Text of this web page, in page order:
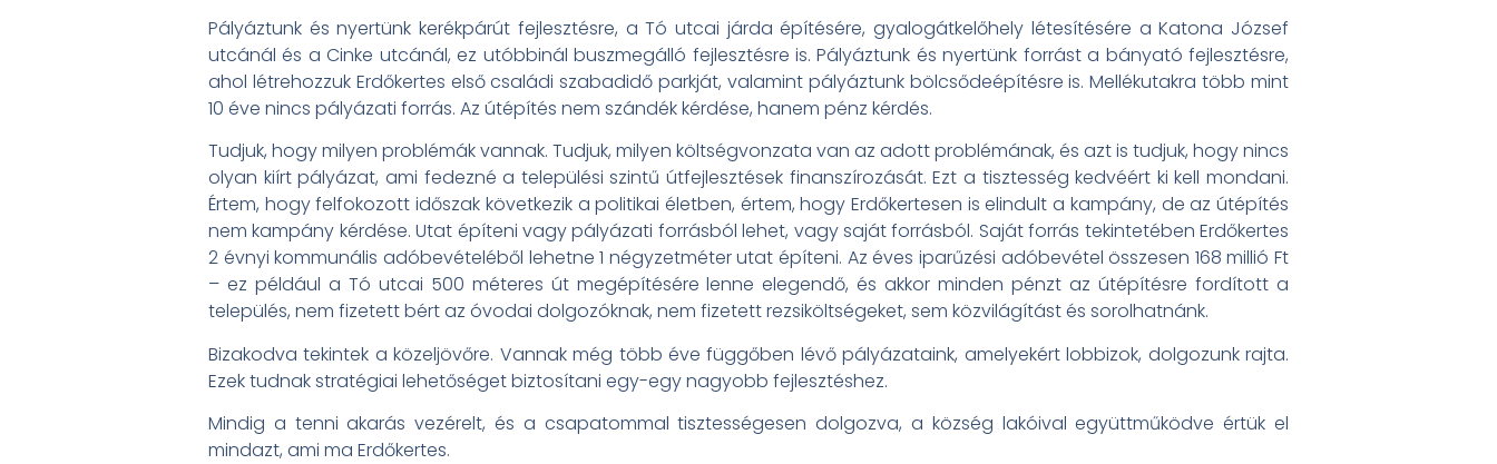
Pályáztunk és nyertünk kerékpárút fejlesztésre, a Tó utcai járda építésére, gyalogátkelőhely létesítésére a Katona József
utcánál és a Cinke utcánál, ez utóbbinál buszmegálló fejlesztésre is. Pályáztunk és nyertünk forrást a bányató fejlesztésre,
ahol létrehozzuk Erdőkertes első családi szabadidő parkját, valamint pályáztunk bölcsődeépítésre is. Mellékutakra több mint
10 éve nincs pályázati forrás. Az útépítés nem szándék kérdése, hanem pénz kérdés.
Tudjuk, hogy milyen problémák vannak. Tudjuk, milyen költségvonzata van az adott problémának, és azt is tudjuk, hogy nincs
olyan kiírt pályázat, ami fedezné a települési szintű útfejlesztések finanszírozását. Ezt a tisztesség kedvéért ki kell mondani.
Értem, hogy felfokozott időszak következik a politikai életben, értem, hogy Erdőkertesen is elindult a kampány, de az útépítés
nem kampány kérdése. Utat építeni vagy pályázati forrásból lehet, vagy saját forrásból. Saját forrás tekintetében Erdőkertes
2 évnyi kommunális adóbevételéből lehetne 1 négyzetméter utat építeni. Az éves iparűzési adóbevétel összesen 168 millió Ft
– ez például a Tó utcai 500 méteres út megépítésére lenne elegendő, és akkor minden pénzt az útépítésre fordított a
település, nem fizetett bért az óvodai dolgozóknak, nem fizetett rezsiköltségeket, sem közvilágítást és sorolhatnánk.
Bizakodva tekintek a közeljövőre. Vannak még több éve függőben lévő pályázataink, amelyekért lobbizok, dolgozunk rajta.
Ezek tudnak stratégiai lehetőséget biztosítani egy-egy nagyobb fejlesztéshez.
Mindig a tenni akarás vezérelt, és a csapatommal tisztességesen dolgozva, a község lakóival együttműködve értük el
mindazt, ami ma Erdőkertes.